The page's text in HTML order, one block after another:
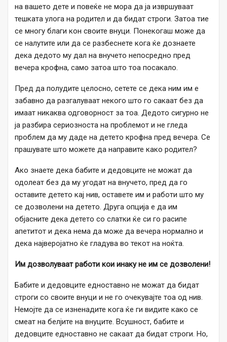
на вашето дете и повеќе не мора да ја извршуваат
тешката улога на родител и да бидат строги. Затоа тие
се многу благи кон своите внуци. Понекогаш може да
се налутите или да се разбеснете кога ќе дознаете
дека дедото му дал на внучето непосредно пред
вечера крофна, само затоа што тоа посакало.
Пред да полудите целосно, сетете се дека ним им е
забавно да разгалуваат некого што го сакаат без да
имаат никаква одговорност за тоа. Дедото сигурно не
ја разбира сериозноста на проблемот и не гледа
проблем да му даде на детето крофна пред вечера. Се
прашувате што можете да направите како родител?
Ако знаете дека бабите и дедовците не можат да
одолеат без да му угодат на внучето, пред да го
оставите детето кај нив, оставете им и работи што му
се дозволени на детето. Друга опција е да им
објасните дека детето со слатки ќе си го расипе
апетитот и дека нема да може да вечера нормално и
дека најверојатно ќе гладува во текот на ноќта.
Им дозволуваат работи кои инаку не им се дозволени!
Бабите и дедовците едноставно не можат да бидат
строги со своите внуци и не го очекувајте тоа од нив.
Немојте да се изненадите кога ќе ги видите како се
смеат на белјите на внуците. Всушност, бабите и
дедовците едноставно не сакаат да бидат строги. Но,